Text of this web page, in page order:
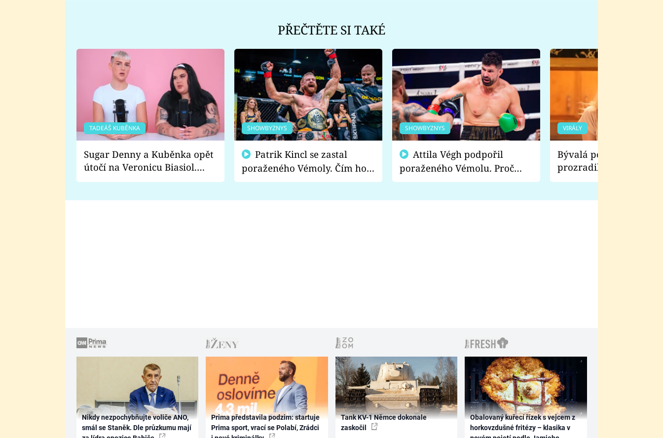
PŘEČTĚTE SI TAKÉ
TADEÁŠ KUBĚNKA
Sugar Denny a Kuběnka opět
útočí na Veronicu Biasiol.
Proč je podle nich falešná a
SHOWBYZNYS
poraženého Vémoly. Čím ho
fanoušci naštvali?
SHOWBYZNYS
poraženého Vémolu. Proč
chce raději zápasit s ním než
VIRÁLY
Bývalá pornoherečka
prozradila, co ji
natáčení Euforie.
Nikdy nezpochybňujte voliče ANO,
smál se Staněk. Dle průzkumu mají
Prima představila podzim: startuje
Prima sport, vrací se Polabí, Zrádci
Tank KV-1 Němce dokonale
zaskočil
Obalovaný kuřecí řízek s vejcem z
horkovzdušné fritézy – klasika v